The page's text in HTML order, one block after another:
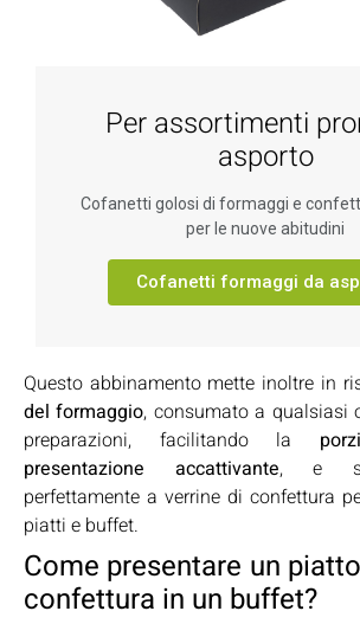
Per assortimenti
asporto
Cofanetti golosi di formaggi e
per le nuove abitudini
Cofanetti formaggi da
Questo abbinamento mette inoltre in
del formaggio, consumato a qualsiasi
preparazioni, facilitando la
presentazione accattivante, e si
perfettamente a verrine di confettura
piatti e buffet.
Come presentare un
confettura in un buffet?